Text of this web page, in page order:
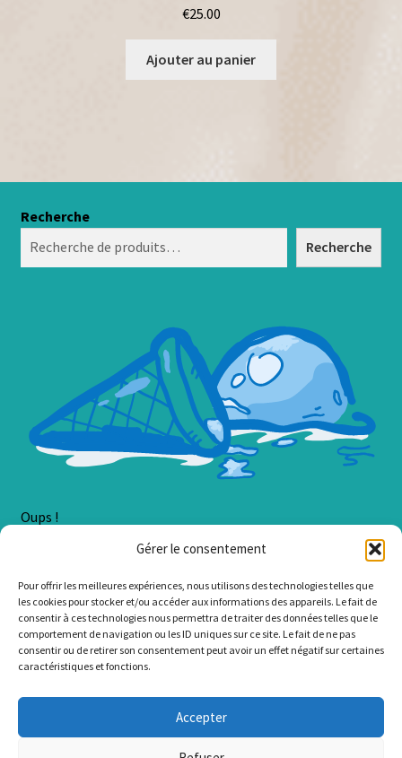
Gérer le consentement
Pour offrir les meilleures expériences, nous utilisons des technologies telles que
les cookies pour stocker et/ou accéder aux informations des appareils. Le fait de
consentir à ces technologies nous permettra de traiter des données telles que le
comportement de navigation ou les ID uniques sur ce site. Le fait de ne pas
consentir ou de retirer son consentement peut avoir un effet négatif sur certaines
caractéristiques et fonctions.
Accepter
€25.00
Ajouter au panier
Recherche
Recherche
Oups !
Une erreur est survenue lors du chargement du contenu.
Erreur :Cannot read property 'SortSelect' of undefined
.